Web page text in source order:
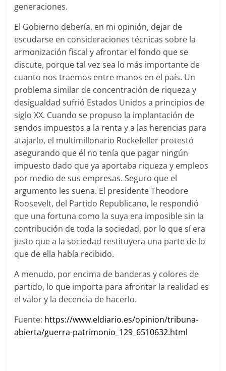
generaciones.
El Gobierno debería, en mi opinión, dejar de
escudarse en consideraciones técnicas sobre la
armonización fiscal y afrontar el fondo que se
discute, porque tal vez sea lo más importante de
cuanto nos traemos entre manos en el país. Un
problema similar de concentración de riqueza y
desigualdad sufrió Estados Unidos a principios de
siglo XX. Cuando se propuso la implantación de
sendos impuestos a la renta y a las herencias para
atajarlo, el multimillonario Rockefeller protestó
asegurando que él no tenía que pagar ningún
impuesto dado que ya aportaba riqueza y empleos
por medio de sus empresas. Seguro que el
argumento les suena. El presidente Theodore
Roosevelt, del Partido Republicano, le respondió
que una fortuna como la suya era imposible sin la
contribución de toda la sociedad, por lo que sí era
justo que a la sociedad restituyera una parte de lo
que de ella había recibido.
A menudo, por encima de banderas y colores de
partido, lo que importa para afrontar la realidad es
el valor y la decencia de hacerlo.
Fuente: https://www.eldiario.es/opinion/tribuna-
abierta/guerra-patrimonio_129_6510632.html